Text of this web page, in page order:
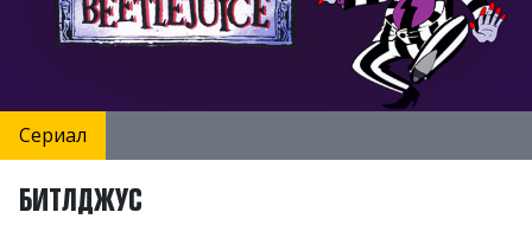
Сериал
БИТЛДЖУС